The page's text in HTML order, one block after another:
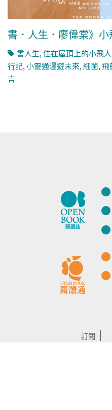
書．人生．廖偉棠》
書人生,住在屋頂上的小飛人
行記,小靈通漫遊未來,細菌,飛
言
訂閱